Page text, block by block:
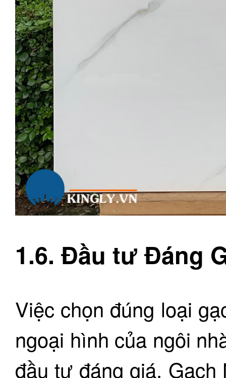
1.6. Đầu tư Đáng
Việc chọn đúng loại
ngoại hình của ngôi
đầu tư đáng giá.